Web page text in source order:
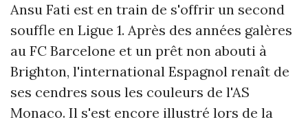
Ansu Fati est en train de s'offrir un second
souffle en Ligue 1. Après des années galères
au FC Barcelone et un prêt non abouti à
Brighton, l'international Espagnol renaît de
ses cendres sous les couleurs de l'AS
Monaco. Il s'est encore illustré lors de la